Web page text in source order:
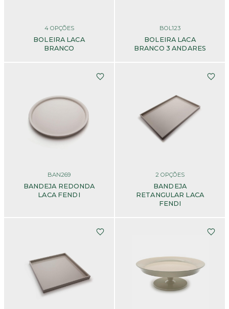
4OPÇÕES
BOLEIRA LACA
BRANCO
BOL123
BOLEIRA LACA
BRANCO 3 ANDARES
BAN269
BANDEJA REDONDA
LACA FENDI
2 OPÇÕES
BANDEJA
RETANGULAR LACA
FENDI